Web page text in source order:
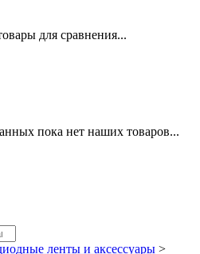
для сравнения...
пока нет наших товаров...
ленты и аксессуары >